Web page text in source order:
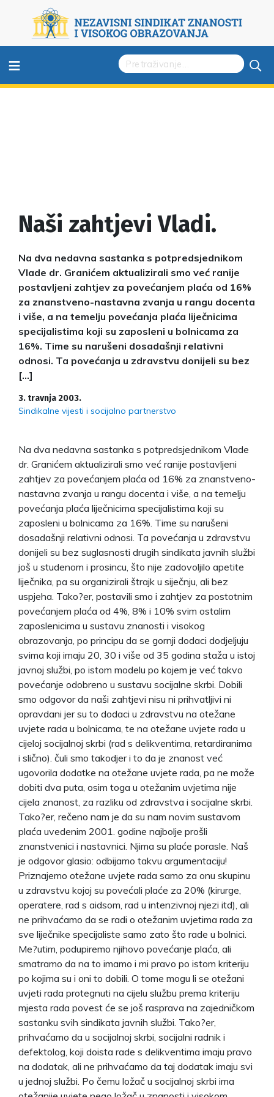
≡
Naši zahtjevi Vladi.
Na dva nedavna sastanka s potpredsjednikom
Vlade dr. Granićem aktualizirali smo već ranije
postavljeni zahtjev za povećanjem plaća od 16%
za znanstveno-nastavna zvanja u rangu docenta
i više, a na temelju povećanja plaća liječnicima
specijalistima koji su zaposleni u bolnicama za
16%. Time su narušeni dosadašnji relativni
odnosi. Ta povećanja u zdravstvu donijeli su bez
[…]
3. travnja 2003.
Sindikalne vijesti i socijalno partnerstvo
Na dva nedavna sastanka s potpredsjednikom Vlade
dr. Granićem aktualizirali smo već ranije postavljeni
zahtjev za povećanjem plaća od 16% za znanstveno-
nastavna zvanja u rangu docenta i više, a na temelju
povećanja plaća liječnicima specijalistima koji su
zaposleni u bolnicama za 16%. Time su narušeni
dosadašnji relativni odnosi. Ta povećanja u zdravstvu
donijeli su bez suglasnosti drugih sindikata javnih službi
još u studenom i prosincu, što nije zadovoljilo apetite
liječnika, pa su organizirali štrajk u siječnju, ali bez
uspjeha. Tako?er, postavili smo i zahtjev za postotnim
povećanjem plaća od 4%, 8% i 10% svim ostalim
zaposlenicima u sustavu znanosti i visokog
obrazovanja, po principu da se gornji dodaci dodjeljuju
svima koji imaju 20, 30 i više od 35 godina staža u istoj
javnoj službi, po istom modelu po kojem je već takvo
povećanje odobreno u sustavu socijalne skrbi. Dobili
smo odgovor da naši zahtjevi nisu ni prihvatljivi ni
opravdani jer su to dodaci u zdravstvu na otežane
uvjete rada u bolnicama, te na otežane uvjete rada u
cijeloj socijalnoj skrbi (rad s delikventima, retardiranima
i slično). čuli smo takodjer i to da je znanost već
ugovorila dodatke na otežane uvjete rada, pa ne može
dobiti dva puta, osim toga u otežanim uvjetima nije
cijela znanost, za razliku od zdravstva i socijalne skrbi.
Tako?er, rečeno nam je da su nam novim sustavom
plaća uvedenim 2001. godine najbolje prošli
znanstvenici i nastavnici. Njima su plaće porasle. Naš
je odgovor glasio: odbijamo takvu argumentaciju!
Priznajemo otežane uvjete rada samo za onu skupinu
u zdravstvu kojoj su povećali plaće za 20% (kirurge,
operatere, rad s aidsom, rad u intenzivnoj njezi itd), ali
ne prihvaćamo da se radi o otežanim uvjetima rada za
sve liječnike specijaliste samo zato što rade u bolnici.
Me?utim, podupiremo njihovo povećanje plaća, ali
smatramo da na to imamo i mi pravo po istom kriteriju
po kojima su i oni to dobili. O tome mogu li se otežani
uvjeti rada protegnuti na cijelu službu prema kriteriju
mjesta rada povest će se još rasprava na zajedničkom
sastanku svih sindikata javnih službi. Tako?er,
prihvaćamo da u socijalnoj skrbi, socijalni radnik i
defektolog, koji doista rade s delikventima imaju pravo
na dodatak, ali ne prihvaćamo da taj dodatak imaju svi
u jednoj službi. Po čemu ložač u socijalnoj skrbi ima